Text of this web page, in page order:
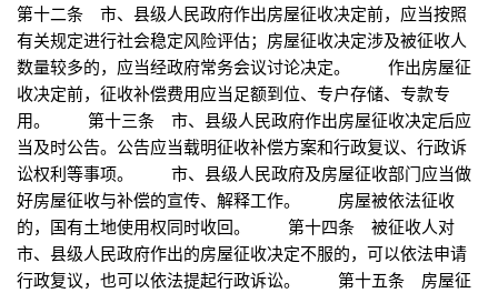
第十二条 市、县级人民政府作出房屋征收决定前，应当按照
有关规定进行社会稳定风险评估；房屋征收决定涉及被征收人
数量较多的，应当经政府常务会议讨论决定。 作出房屋征
收决定前，征收补偿费用应当足额到位、专户存储、专款专
用。 第十三条 市、县级人民政府作出房屋征收决定后应
当及时公告。公告应当载明征收补偿方案和行政复议、行政诉
讼权利等事项。 市、县级人民政府及房屋征收部门应当做
好房屋征收与补偿的宣传、解释工作。 房屋被依法征收
的，国有土地使用权同时收回。 第十四条 被征收人对
市、县级人民政府作出的房屋征收决定不服的，可以依法申请
行政复议，也可以依法提起行政诉讼。 第十五条 房屋征